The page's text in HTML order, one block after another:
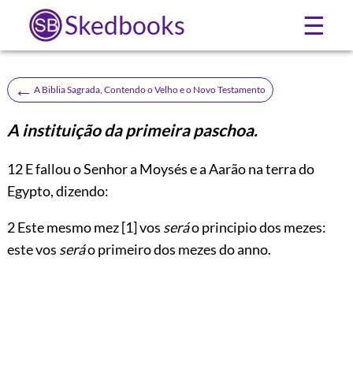
Skedbooks ☰
← A Biblia Sagrada, Contendo o Velho e o Novo Testamento
A instituição da primeira paschoa.
12E fallou o Senhor a Moysés e a Aarão na terra do
Egypto, dizendo:
2 Este mesmo mez[1]vos seráo principio dos mezes:
este vos seráo primeiro dos mezes do anno.